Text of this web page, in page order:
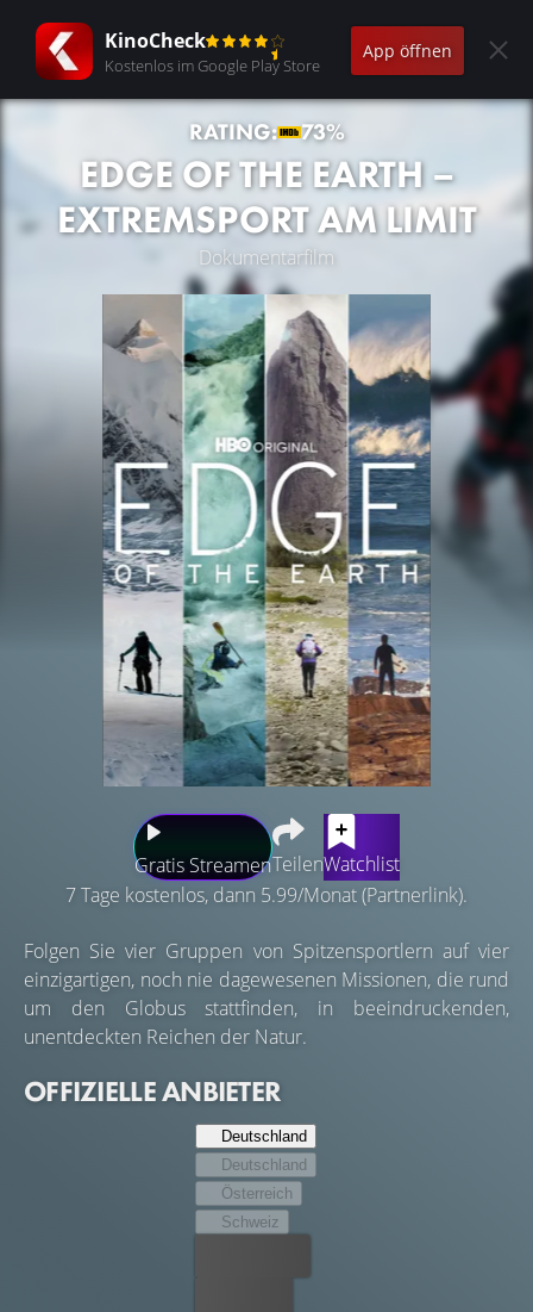
KinoCheck
Kostenlos im Google Play Store
App öffnen
RATING: 73%
EDGE OF THE EARTH –
EXTREMSPORT AM LIMIT
Dokumentarfilm
Gratis StreamenTeilenWatchlist
7 Tage kostenlos, dann 5.99/Monat (Partnerlink).
Folgen Sie vier Gruppen von Spitzensportlern auf vier
einzigartigen, noch nie dagewesenen Missionen, die rund
um den Globus stattfinden, in beeindruckenden,
unentdeckten Reichen der Natur.
OFFIZIELLE ANBIETER
Deutschland
Deutschland
Österreich
Schweiz